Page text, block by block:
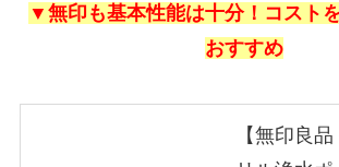
▼無印も基本性能は十分！コスト
おすすめ
【無印良